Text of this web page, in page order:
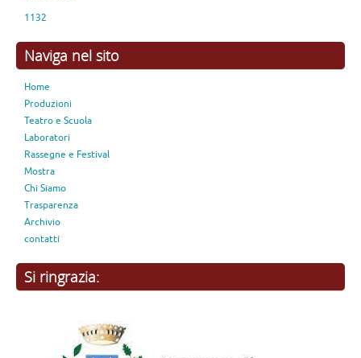
1132
Naviga nel sito
Home
Produzioni
Teatro e Scuola
Laboratori
Rassegne e Festival
Mostra
Chi Siamo
Trasparenza
Archivio
contatti
Si ringrazia: